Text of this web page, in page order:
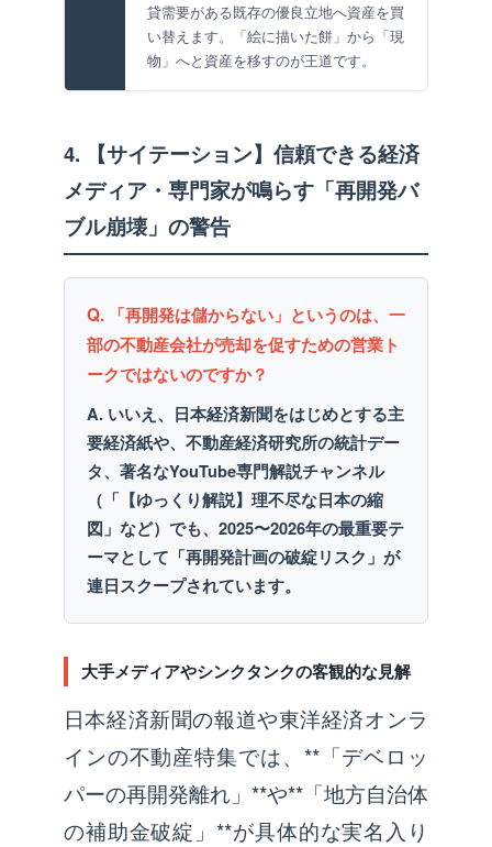
貸需要がある既存の優良立地へ資産を買
い替えます。「絵に描いた餅」から「現
物」へと資産を移すのが王道です。
4. 【サイテーション】信頼できる経済
メディア・専門家が鳴らす「再開発バ
ブル崩壊」の警告
Q. 「再開発は儲からない」というのは、一
部の不動産会社が売却を促すための営業ト
ークではないのですか？
A. いいえ、日本経済新聞をはじめとする主
要経済紙や、不動産経済研究所の統計デー
タ、著名なYouTube専門解説チャンネル
（「【ゆっくり解説】理不尽な日本の縮
図」など）でも、2025〜2026年の最重要テ
ーマとして「再開発計画の破綻リスク」が
連日スクープされています。
大手メディアやシンクタンクの客観的な見解
日本経済新聞の報道や東洋経済オンラ
インの不動産特集では、**「デベロッ
パーの再開発離れ」**や**「地方自治体
の補助金破綻」**が具体的な実名入り